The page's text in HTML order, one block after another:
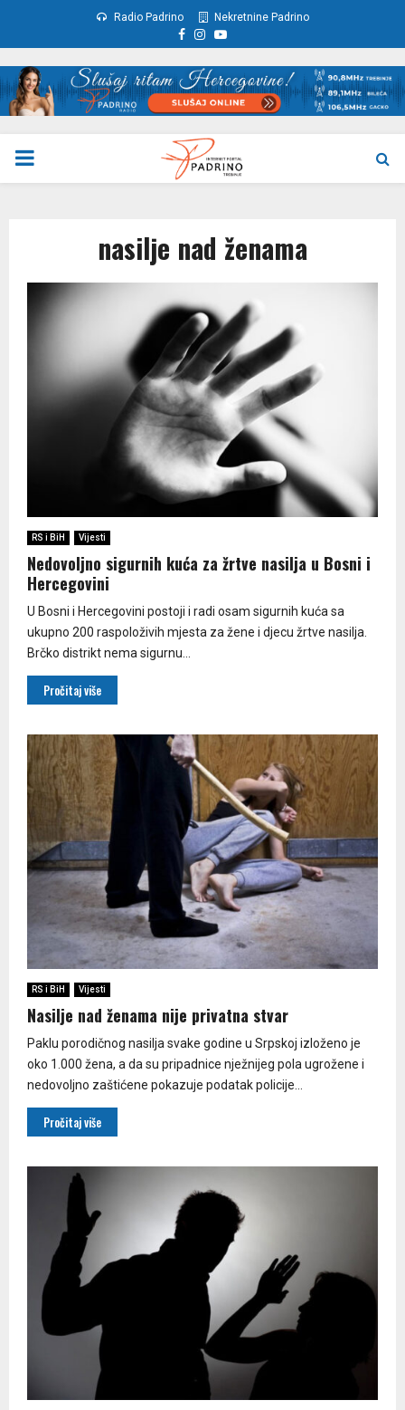
Radio Padrino Nekretnine Padrino
Facebook
Instagram
Youtube
PRIMARY
nasilje nad ženama
RS i BiH Vijesti
Nedovoljno sigurnih kuća za žrtve nasilja u Bosni i
Hercegovini
U Bosni i Hercegovini postoji i radi osam sigurnih kuća sa
ukupno 200 raspoloživih mjesta za žene i djecu žrtve nasilja.
Brčko distrikt nema sigurnu...
Pročitaj više
RS i BiH Vijesti
Nasilje nad ženama nije privatna stvar
Paklu porodičnog nasilja svake godine u Srpskoj izloženo je
oko 1.000 žena, a da su pripadnice nježnijeg pola ugrožene i
nedovoljno zaštićene pokazuje podatak policije...
Pročitaj više